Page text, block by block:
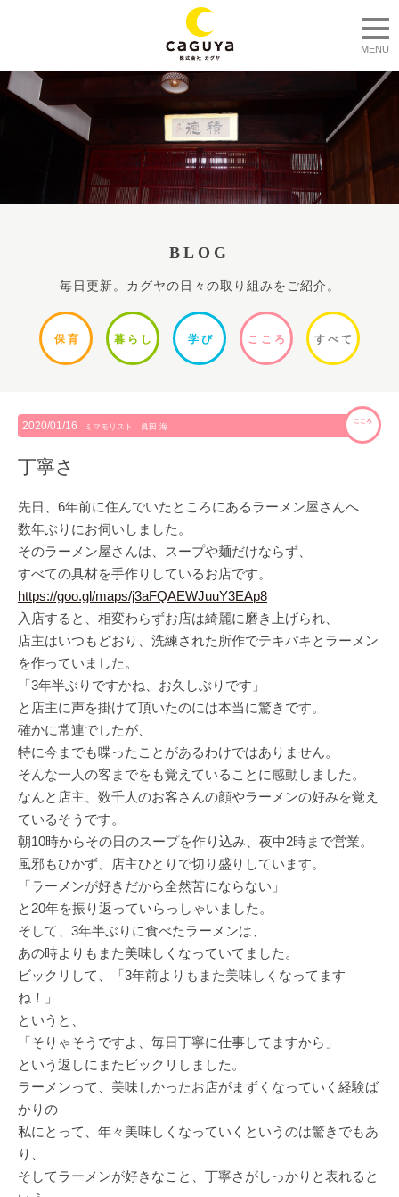
MENU
BLOG
毎日更新。カグヤの日々の取り組みをご紹介。
保 育 暮ら し 学 び ここ ろ すべて
2020/01/16 ミマモリスト 眞田 海
こころ
丁寧さ
先日、6年前に住んでいたところにあるラーメン屋さんへ
数年ぶりにお伺いしました。
そのラーメン屋さんは、スープや麺だけならず、
すべての具材を手作りしているお店です。
https://goo.gl/maps/j3aFQAEWJuuY3EAp8
入店すると、相変わらずお店は綺麗に磨き上げられ、
店主はいつもどおり、洗練された所作でテキパキとラーメン
を作っていました。
「3年半ぶりですかね、お久しぶりです」
と店主に声を掛けて頂いたのには本当に驚きです。
確かに常連でしたが、
特に今までも喋ったことがあるわけではありません。
そんな一人の客までをも覚えていることに感動しました。
なんと店主、数千人のお客さんの顔やラーメンの好みを覚え
ているそうです。
朝10時からその日のスープを作り込み、夜中2時まで営業。
風邪もひかず、店主ひとりで切り盛りしています。
「ラーメンが好きだから全然苦にならない」
と20年を振り返っていらっしゃいました。
そして、3年半ぶりに食べたラーメンは、
あの時よりもまた美味しくなっていてました。
ビックリして、「3年前よりもまた美味しくなってます
ね！」
というと、
「そりゃそうですよ、毎日丁寧に仕事してますから」
という返しにまたビックリしました。
ラーメンって、美味しかったお店がまずくなっていく経験ば
かりの
私にとって、年々美味しくなっていくというのは驚きでもあ
り、
そしてラーメンが好きなこと、丁寧さがしっかりと表れると